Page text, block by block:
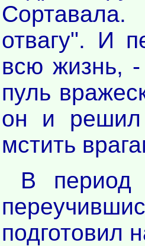
отвагу". И
всю жизнь,
пуль
он и решил
мстить
В период
подготовил